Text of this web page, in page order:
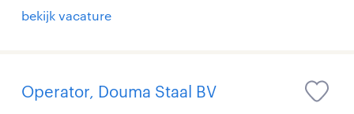
bekijk vacature
Operator, Douma Staal BV